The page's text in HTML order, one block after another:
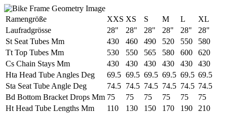
Ramengröße XXS XS S M L
XL
Laufradgrösse
28" 28" 28" 28" 28"
28"
St Seat Tubes Mm
430 460 490 520 550
580
Tt Top Tubes Mm
530 550 565 580 600
620
Cs Chain Stays Mm
430 430 430 430 430
430
Hta Head Tube Angles Deg
69.5 69.5 69.5 69.5 69.5 69.5
Sta Seat Tube Angle Deg
74.5 74.5 74.5 74.5 74.5 74.5
Bd Bottom Bracket Drops Mm 75 75 75 75 75
75
Ht Head Tube Lengths Mm
110 130 150 170 190
210